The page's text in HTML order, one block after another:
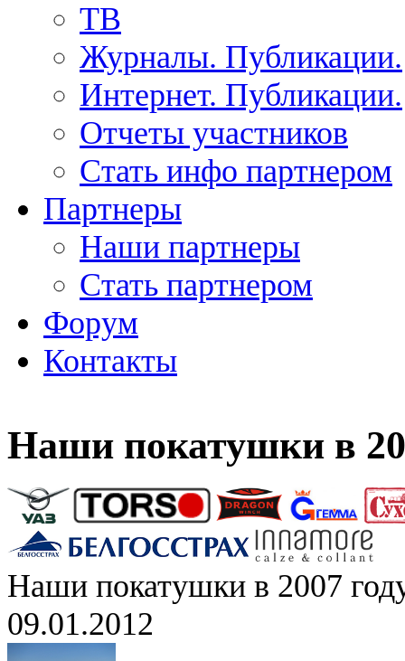
ТВ
Журналы. Публикации.
Интернет. Публикации.
Отчеты участников
Стать инфо партнером
Партнеры
Наши партнеры
Стать партнером
Форум
Контакты
Наши покатушки в
Наши покатушки в 2007
09.01.2012